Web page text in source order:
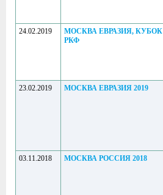
24.02.2019
МОСКВА ЕВРАЗИЯ, КУБОК
РКФ
23.02.2019
МОСКВА ЕВРАЗИЯ 2019
03.11.2018 МОСКВА РОССИЯ 2018